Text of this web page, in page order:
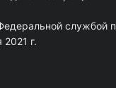
службой
г.